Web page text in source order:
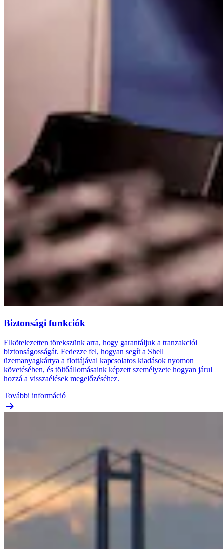
Biztonsági funkciók
Elkötelezetten törekszünk arra, hogy garantáljuk a tranzakciói
biztonságosságát. Fedezze fel, hogyan segít a Shell
üzemanyagkártya a flottájával kapcsolatos kiadások nyomon
követésében, és töltőállomásaink képzett személyzete hogyan járul
hozzá a visszaélések megelőzéséhez.
További információ